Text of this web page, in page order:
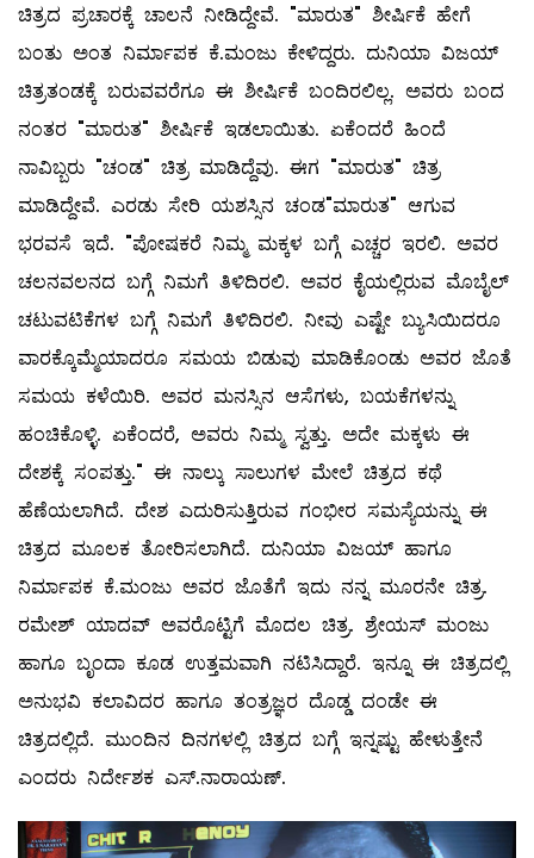
ಚಿತ್ರದ ಪ್ರಚಾರಕ್ಕೆ ಚಾಲನೆ ನೀಡಿದ್ದೇವೆ. "ಮಾರುತ" ಶೀರ್ಷಿಕೆ ಹೇಗೆ
ಬಂತು ಅಂತ ನಿರ್ಮಾಪಕ ಕೆ.ಮಂಜು ಕೇಳಿದ್ದರು. ದುನಿಯಾ ವಿಜಯ್
ಚಿತ್ರತಂಡಕ್ಕೆ ಬರುವವರೆಗೂ ಈ ಶೀರ್ಷಿಕೆ ಬಂದಿರಲಿಲ್ಲ. ಅವರು ಬಂದ
ನಂತರ "ಮಾರುತ" ಶೀರ್ಷಿಕೆ ಇಡಲಾಯಿತು. ಏಕೆಂದರೆ ಹಿಂದೆ
ನಾವಿಬ್ಬರು "ಚಂಡ" ಚಿತ್ರ ಮಾಡಿದ್ದೆವು. ಈಗ "ಮಾರುತ" ಚಿತ್ರ
ಮಾಡಿದ್ದೇವೆ. ಎರಡು ಸೇರಿ ಯಶಸ್ಸಿನ ಚಂಡ"ಮಾರುತ" ಆಗುವ
ಭರವಸೆ ಇದೆ. "ಪೋಷಕರೆ ನಿಮ್ಮ ಮಕ್ಕಳ ಬಗ್ಗೆ ಎಚ್ಚರ ಇರಲಿ. ಅವರ
ಚಲನವಲನದ ಬಗ್ಗೆ ನಿಮಗೆ ತಿಳಿದಿರಲಿ. ಅವರ ಕೈಯಲ್ಲಿರುವ ಮೊಬೈಲ್
ಚಟುವಟಿಕೆಗಳ ಬಗ್ಗೆ ನಿಮಗೆ ತಿಳಿದಿರಲಿ. ನೀವು ಎಷ್ಟೇ ಬ್ಯುಸಿಯಿದರೂ
ವಾರಕ್ಕೊಮ್ಮೆಯಾದರೂ ಸಮಯ ಬಿಡುವು ಮಾಡಿಕೊಂಡು ಅವರ ಜೊತೆ
ಸಮಯ ಕಳೆಯಿರಿ. ಅವರ ಮನಸ್ಸಿನ ಆಸೆಗಳು, ಬಯಕೆಗಳನ್ನು
ಹಂಚಿಕೊಳ್ಳಿ. ಏಕೆಂದರೆ, ಅವರು ನಿಮ್ಮ ಸ್ವತ್ತು. ಅದೇ ಮಕ್ಕಳು ಈ
ದೇಶಕ್ಕೆ ಸಂಪತ್ತು." ಈ ನಾಲ್ಕು ಸಾಲುಗಳ ಮೇಲೆ ಚಿತ್ರದ ಕಥೆ
ಹೆಣೆಯಲಾಗಿದೆ. ದೇಶ ಎದುರಿಸುತ್ತಿರುವ ಗಂಭೀರ ಸಮಸ್ಯೆಯನ್ನು ಈ
ಚಿತ್ರದ ಮೂಲಕ ತೋರಿಸಲಾಗಿದೆ. ದುನಿಯಾ ವಿಜಯ್ ಹಾಗೂ
ನಿರ್ಮಾಪಕ ಕೆ.ಮಂಜು ಅವರ ಜೊತೆಗೆ ಇದು ನನ್ನ ಮೂರನೇ ಚಿತ್ರ.
ರಮೇಶ್ ಯಾದವ್ ಅವರೊಟ್ಟಿಗೆ ಮೊದಲ ಚಿತ್ರ. ಶ್ರೇಯಸ್ ಮಂಜು
ಹಾಗೂ ಬೃಂದಾ ಕೂಡ ಉತ್ತಮವಾಗಿ ನಟಿಸಿದ್ದಾರೆ. ಇನ್ನೂ ಈ ಚಿತ್ರದಲ್ಲಿ
ಅನುಭವಿ ಕಲಾವಿದರ ಹಾಗೂ ತಂತ್ರಜ್ಞರ ದೊಡ್ಡ ದಂಡೇ ಈ
ಚಿತ್ರದಲ್ಲಿದೆ. ಮುಂದಿನ ದಿನಗಳಲ್ಲಿ ಚಿತ್ರದ ಬಗ್ಗೆ ಇನ್ನಷ್ಟು ಹೇಳುತ್ತೇನೆ
ಎಂದರು ನಿರ್ದೇಶಕ ಎಸ್.ನಾರಾಯಣ್.